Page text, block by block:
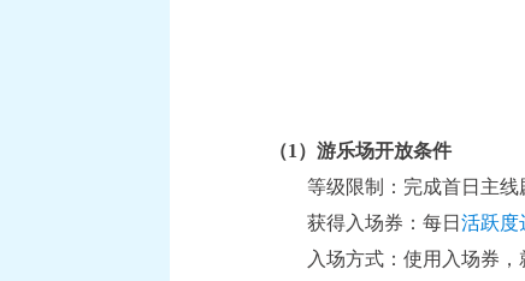
《梦
（1）游乐场开放条件
等级限制：完成首日主线
获得入场券：每日 活跃度
入场方式：使用入场券